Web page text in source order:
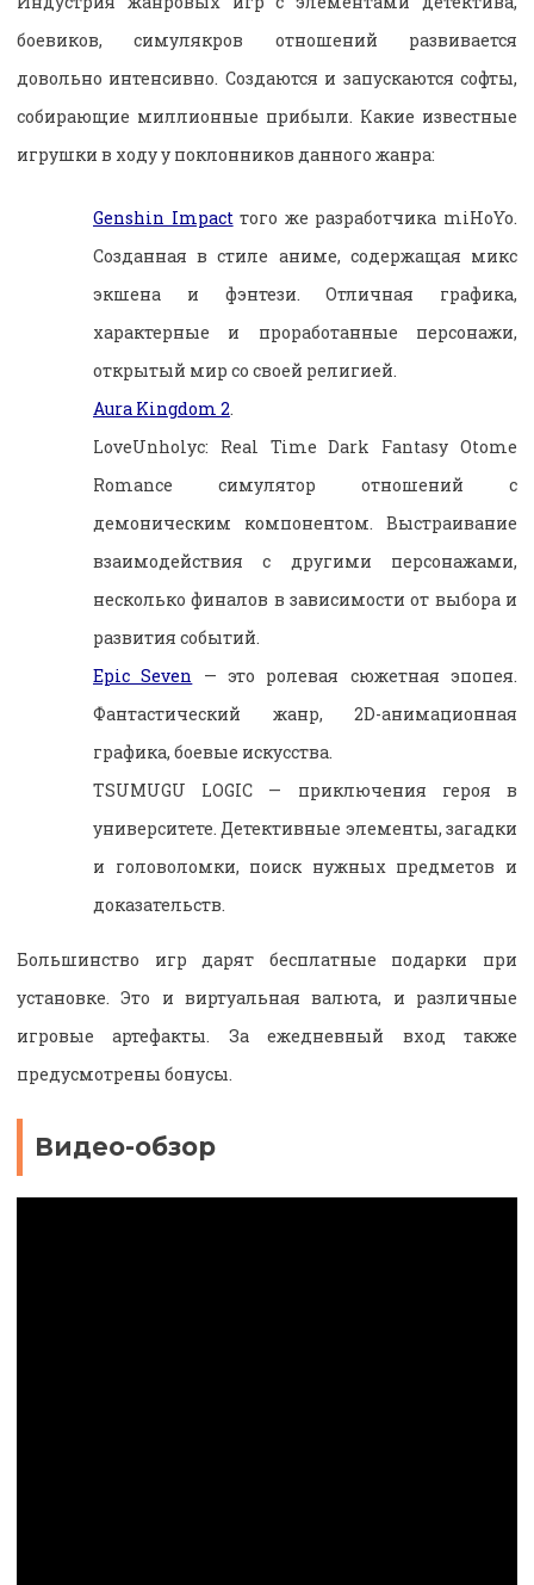
боевиков, симулякров отношений развивается
довольно интенсивно. Создаются и запускаются софты,
собирающие миллионные прибыли. Какие известные
игрушки в ходу у поклонников данного жанра:
Genshin Impactтого же разработчика miHoYo.
Созданная в стиле аниме, содержащая микс
экшена и фэнтези. Отличная графика,
характерные и проработанные персонажи,
открытый мир со своей религией.
Aura Kingdom 2.
LoveUnholyc: Real Time Dark Fantasy Otome
Romance симулятор отношений с
демоническим компонентом. Выстраивание
взаимодействия с другими персонажами,
несколько финалов в зависимости от выбора и
развития событий.
Epic Seven — это ролевая сюжетная эпопея.
Фантастический жанр, 2D-анимационная
графика, боевые искусства.
TSUMUGU LOGIC — приключения героя в
университете. Детективные элементы, загадки
и головоломки, поиск нужных предметов и
доказательств.
Большинство игр дарят бесплатные подарки при
установке. Это и виртуальная валюта, и различные
игровые артефакты. За ежедневный вход также
предусмотрены бонусы.
Видео-обзор